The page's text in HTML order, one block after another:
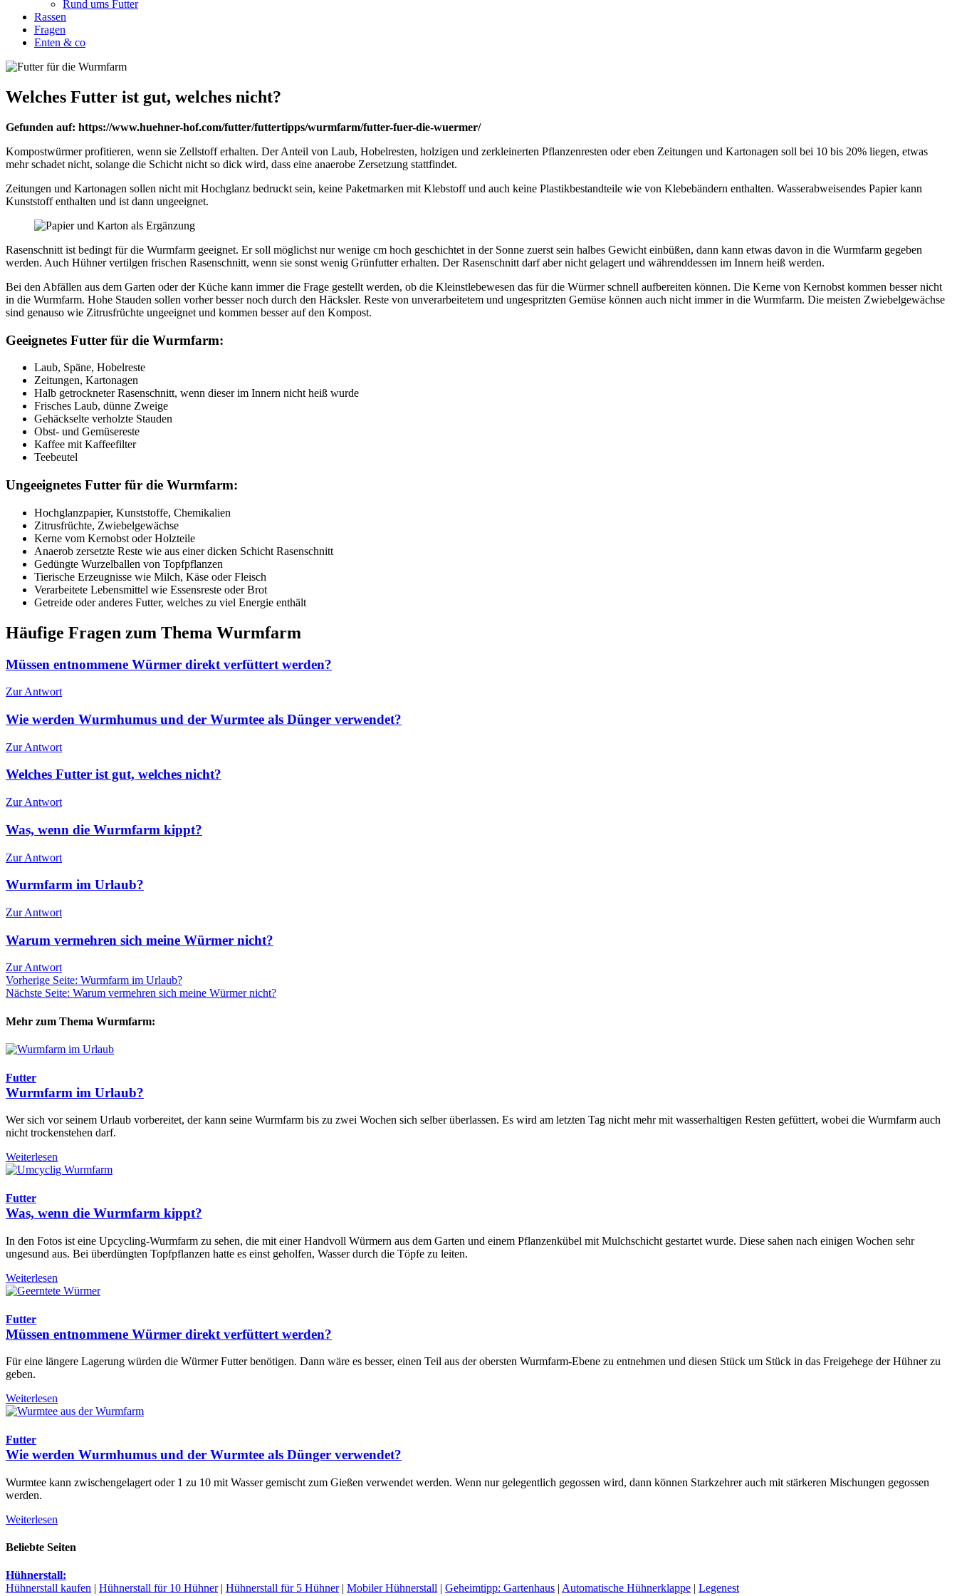
Rund ums Futter
Rassen
Fragen
Enten & co
Welches Futter ist gut, welches nicht?
Gefunden auf: https://www.huehner-hof.com/futter/futtertipps/wurmfarm/futter-fuer-die-wuermer/
Kompostwürmer profitieren, wenn sie Zellstoff erhalten. Der Anteil von Laub, Hobelresten, holzigen und zerkleinerten Pflanzenresten oder eben Zeitungen und Kartonagen soll bei 10 bis 20% liegen, etwas
mehr schadet nicht, solange die Schicht nicht so dick wird, dass eine anaerobe Zersetzung stattfindet.
Zeitungen und Kartonagen sollen nicht mit Hochglanz bedruckt sein, keine Paketmarken mit Klebstoff und auch keine Plastikbestandteile wie von Klebebändern enthalten. Wasserabweisendes Papier kann
Kunststoff enthalten und ist dann ungeeignet.
Rasenschnitt ist bedingt für die Wurmfarm geeignet. Er soll möglichst nur wenige cm hoch geschichtet in der Sonne zuerst sein halbes Gewicht einbüßen, dann kann etwas davon in die Wurmfarm gegeben
werden. Auch Hühner vertilgen frischen Rasenschnitt, wenn sie sonst wenig Grünfutter erhalten. Der Rasenschnitt darf aber nicht gelagert und währenddessen im Innern heiß werden.
Bei den Abfällen aus dem Garten oder der Küche kann immer die Frage gestellt werden, ob die Kleinstlebewesen das für die Würmer schnell aufbereiten können. Die Kerne von Kernobst kommen besser nicht
in die Wurmfarm. Hohe Stauden sollen vorher besser noch durch den Häcksler. Reste von unverarbeitetem und ungespritzten Gemüse können auch nicht immer in die Wurmfarm. Die meisten Zwiebelgewächse
sind genauso wie Zitrusfrüchte ungeeignet und kommen besser auf den Kompost.
Geeignetes Futter für die Wurmfarm:
Laub, Späne, Hobelreste
Zeitungen, Kartonagen
Halb getrockneter Rasenschnitt, wenn dieser im Innern nicht heiß wurde
Frisches Laub, dünne Zweige
Gehäckselte verholzte Stauden
Obst- und Gemüsereste
Kaffee mit Kaffeefilter
Teebeutel
Ungeeignetes Futter für die Wurmfarm:
Hochglanzpapier, Kunststoffe, Chemikalien
Zitrusfrüchte, Zwiebelgewächse
Kerne vom Kernobst oder Holzteile
Anaerob zersetzte Reste wie aus einer dicken Schicht Rasenschnitt
Gedüngte Wurzelballen von Topfpflanzen
Tierische Erzeugnisse wie Milch, Käse oder Fleisch
Verarbeitete Lebensmittel wie Essensreste oder Brot
Getreide oder anderes Futter, welches zu viel Energie enthält
Häufige Fragen zum Thema Wurmfarm
Müssen entnommene Würmer direkt verfüttert werden?
Zur Antwort
Wie werden Wurmhumus und der Wurmtee als Dünger verwendet?
Zur Antwort
Welches Futter ist gut, welches nicht?
Zur Antwort
Was, wenn die Wurmfarm kippt?
Zur Antwort
Wurmfarm im Urlaub?
Zur Antwort
Warum vermehren sich meine Würmer nicht?
Zur Antwort
Vorherige Seite: Wurmfarm im Urlaub?
Nächste Seite: Warum vermehren sich meine Würmer nicht?
Mehr zum Thema Wurmfarm:
Futter
Wurmfarm im Urlaub?
Wer sich vor seinem Urlaub vorbereitet, der kann seine Wurmfarm bis zu zwei Wochen sich selber überlassen. Es wird am letzten Tag nicht mehr mit wasserhaltigen Resten gefüttert, wobei die Wurmfarm auch
nicht trockenstehen darf.
Weiterlesen
Futter
Was, wenn die Wurmfarm kippt?
In den Fotos ist eine Upcycling-Wurmfarm zu sehen, die mit einer Handvoll Würmern aus dem Garten und einem Pflanzenkübel mit Mulchschicht gestartet wurde. Diese sahen nach einigen Wochen sehr
ungesund aus. Bei überdüngten Topfpflanzen hatte es einst geholfen, Wasser durch die Töpfe zu leiten.
Weiterlesen
Futter
Müssen entnommene Würmer direkt verfüttert werden?
Für eine längere Lagerung würden die Würmer Futter benötigen. Dann wäre es besser, einen Teil aus der obersten Wurmfarm-Ebene zu entnehmen und diesen Stück um Stück in das Freigehege der Hühner zu
geben.
Weiterlesen
Futter
Wie werden Wurmhumus und der Wurmtee als Dünger verwendet?
Wurmtee kann zwischengelagert oder 1 zu 10 mit Wasser gemischt zum Gießen verwendet werden. Wenn nur gelegentlich gegossen wird, dann können Starkzehrer auch mit stärkeren Mischungen gegossen
werden.
Weiterlesen
Beliebte Seiten
Hühnerstall:
Hühnerstall kaufen | Hühnerstall für 10 Hühner| Hühnerstall für 5 Hühner| Mobiler Hühnerstall | Geheimtipp: Gartenhaus | Automatische Hühnerklappe | Legenest